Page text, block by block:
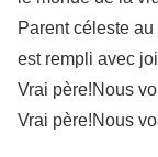
Parent céleste
est rempli avec
Vrai père!Nous
Vrai père!Nous